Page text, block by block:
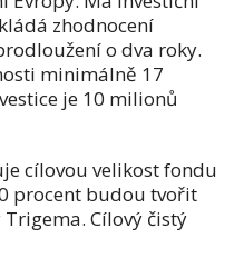
zhodnocení
o dva roky.
minimálně 17
je 10 milionů
cílovou velikost fondu
procent budou tvořit
Cílový čistý